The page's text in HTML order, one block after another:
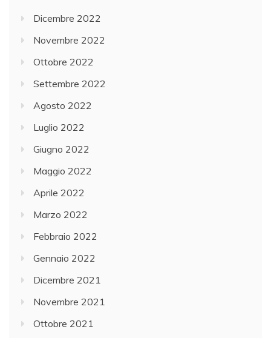
Dicembre 2022
Novembre 2022
Ottobre 2022
Settembre 2022
Agosto 2022
Luglio 2022
Giugno 2022
Maggio 2022
Aprile 2022
Marzo 2022
Febbraio 2022
Gennaio 2022
Dicembre 2021
Novembre 2021
Ottobre 2021